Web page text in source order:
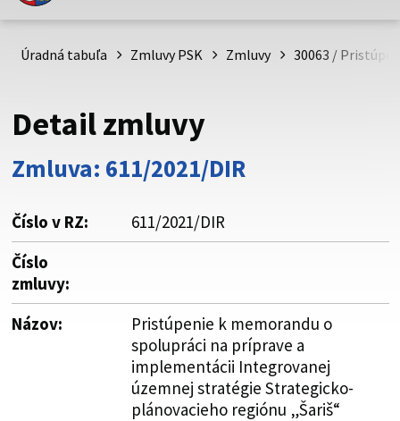
Toto je oficiálna webová stránka Prešovského
psk.sk.
Buďte pozorní a vždy sa uistite, že zdieľate informácie iba
cez zabezpečenú webovú stránku. Zabezpečená stránka
vždy začína https:// pred názvom domény webového sídla.
Úradná tabuľa Zmluvy PSK Zmluvy 30063 /
Detail zmluvy
Zmluva: 611/2021/DIR
Číslo v RZ:
611/2021/DIR
Číslo
zmluvy:
Názov:
Pristúpenie k memorandu o
spolupráci na príprave a
implementácii Integrovanej
územnej stratégie Strategicko-
plánovacieho regiónu „Šariš“